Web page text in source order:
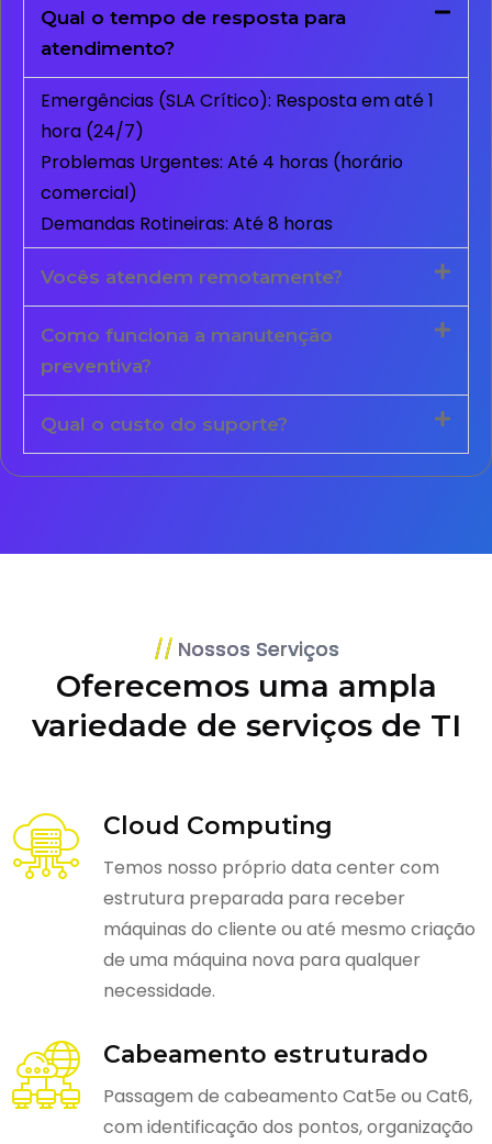
Qual o tempo de resposta para
atendimento?
Emergências (SLA Crítico): Resposta em até 1
hora (24/7)
Problemas Urgentes: Até 4 horas (horário
comercial)
Demandas Rotineiras: Até 8 horas
Vocês atendem remotamente?
Como funciona a manutenção
preventiva?
Qual o custo do suporte?
Nossos Serviços
Oferecemos uma ampla
variedade de serviços de TI
Cloud Computing
Temos nosso próprio data center com
estrutura preparada para receber
máquinas do cliente ou até mesmo criação
de uma máquina nova para qualquer
necessidade.
Cabeamento estruturado
Passagem de cabeamento Cat5e ou Cat6,
com identificação dos pontos, organização